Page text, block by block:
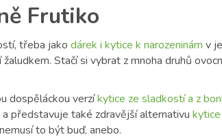
Frutiko
třeba jako dárek i kytice k narozeninám v
Stačí si vybrat z mnoha druhů
dospěláckou verzíkytice ze sladkostí a z
představuje také zdravější alternativu
to být buď, anebo.